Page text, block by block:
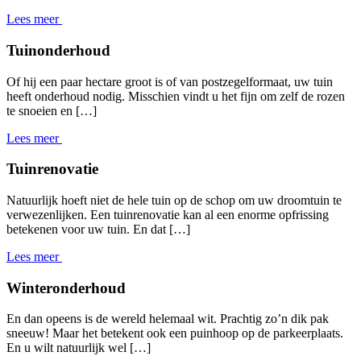
Lees meer
Tuinonderhoud
Of hij een paar hectare groot is of van postzegelformaat, uw tuin
heeft onderhoud nodig. Misschien vindt u het fijn om zelf de rozen
te snoeien en […]
Lees meer
Tuinrenovatie
Natuurlijk hoeft niet de hele tuin op de schop om uw droomtuin te
verwezenlijken. Een tuinrenovatie kan al een enorme opfrissing
betekenen voor uw tuin. En dat […]
Lees meer
Winteronderhoud
En dan opeens is de wereld helemaal wit. Prachtig zo’n dik pak
sneeuw! Maar het betekent ook een puinhoop op de parkeerplaats.
En u wilt natuurlijk wel […]